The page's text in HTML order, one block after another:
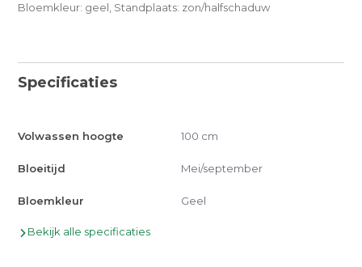
Bloemkleur: geel, Standplaats: zon/halfschaduw
Specificaties
Volwassen hoogte 100 cm
Bloeitijd Mei/september
Bloemkleur Geel
Bekijk alle specificaties